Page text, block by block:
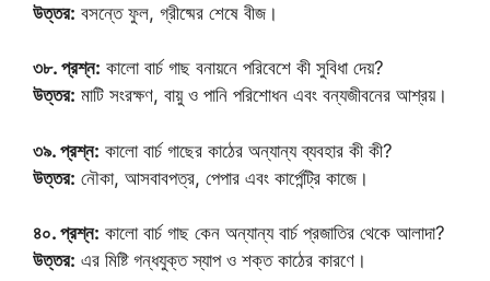
উত্তর: বসন্তে ফুল, গ্রীষ্মের শেষে বীজ।
৩৮. প্রশ্ন: কালো বার্চ গাছ বনায়নে পরিবেশে কী সুবিধা দেয়?
উত্তর: মাটি সংরক্ষণ, বায়ু ও পানি পরিশোধন এবং বন্যজীবনের আশ্রয়।
৩৯. প্রশ্ন: কালো বার্চ গাছের কাঠের অন্যান্য ব্যবহার কী কী?
উত্তর: নৌকা, আসবাবপত্র, পেপার এবং কার্পেন্ট্রি কাজে।
৪০. প্রশ্ন: কালো বার্চ গাছ কেন অন্যান্য বার্চ প্রজাতির থেকে আলাদা?
উত্তর: এর মিষ্টি গন্ধযুক্ত স্যাপ ও শক্ত কাঠের কারণে।